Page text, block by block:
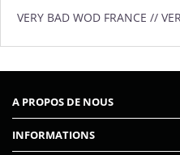
VERY BAD WOD FRANCE //
A PROPOS DE NOUS
INFORMATIONS